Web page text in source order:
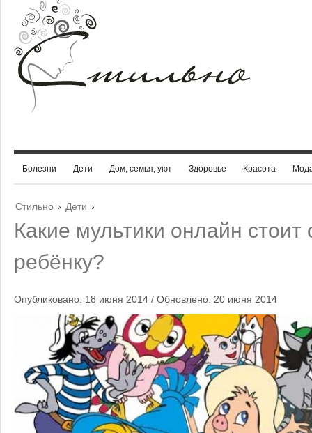
Болезни Дети Дом, семья, уют Здоровье Красота
Стильно › Дети ›
Какие мультики онлайн стоит
ребёнку?
Опубликовано: 18 июня 2014 / Обновлено: 20 июня 2014